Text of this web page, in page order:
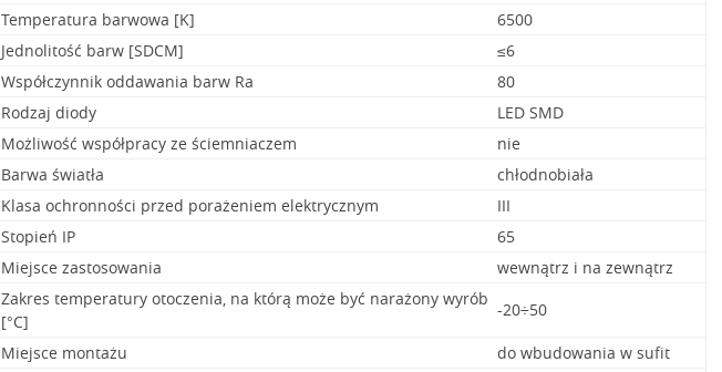
Temperatura barwowa [K]
6500
Jednolitość barw [SDCM]
≤6
Współczynnik oddawania barw Ra
80
Rodzaj diody
LED SMD
Możliwość współpracy ze ściemniaczem
nie
Barwa światła
chłodnobiała
Klasa ochronności przed porażeniem elektrycznym
III
Stopień IP
65
Miejsce zastosowania
wewnątrz i na zewnątrz
Zakres temperatury otoczenia, na którą może być narażony wyrób
[°C]
-20÷50
Miejsce montażu
do wbudowania w sufit